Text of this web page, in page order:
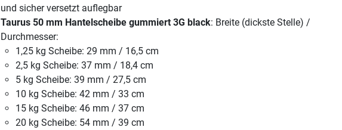
und sicher versetzt auflegbar
Taurus 50 mm Hantelscheibe gummiert 3G black: Breite (dickste Stelle) /
Durchmesser:
1,25 kg Scheibe: 29 mm / 16,5 cm
2,5 kg Scheibe: 37 mm / 18,4 cm
5 kg Scheibe: 39 mm / 27,5 cm
10 kg Scheibe: 42 mm / 33 cm
15 kg Scheibe: 46 mm / 37 cm
20 kg Scheibe: 54 mm / 39 cm